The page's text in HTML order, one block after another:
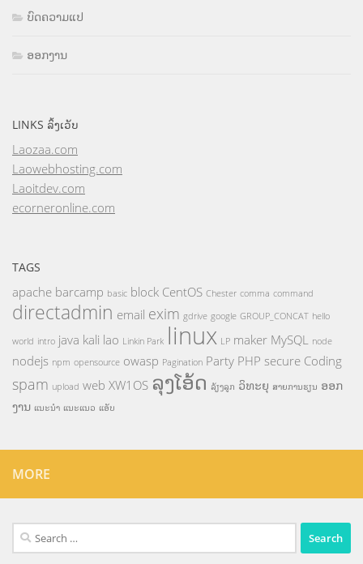
ບົດຄວາມແປ
ອອກງານ
LINKS ລິ້ງເວັບ
Laozaa.com
Laowebhosting.com
Laoitdev.com
ecorneronline.com
TAGS
apache barcamp basic block CentOS Chester comma command
directadmin email exim gdrive google GROUP_CONCAT hello
world intro java kali lao Linkin Park linux LP maker MySQL node
nodejs npm opensource owasp Pagination Party PHP secure Coding
spam upload web XW1OS ລຸງໂອ້ດ ລ້ຽງລູກ ວິທະຍຸ ສາຍການຮຽນ ອອກ
ງານ ແນະນຳ ແນະແນວ ແອັບ
MORE
Search
for: